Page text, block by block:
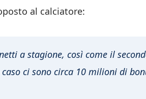
al calciatore:
a stagione, così come il
ci sono circa 10 milioni di